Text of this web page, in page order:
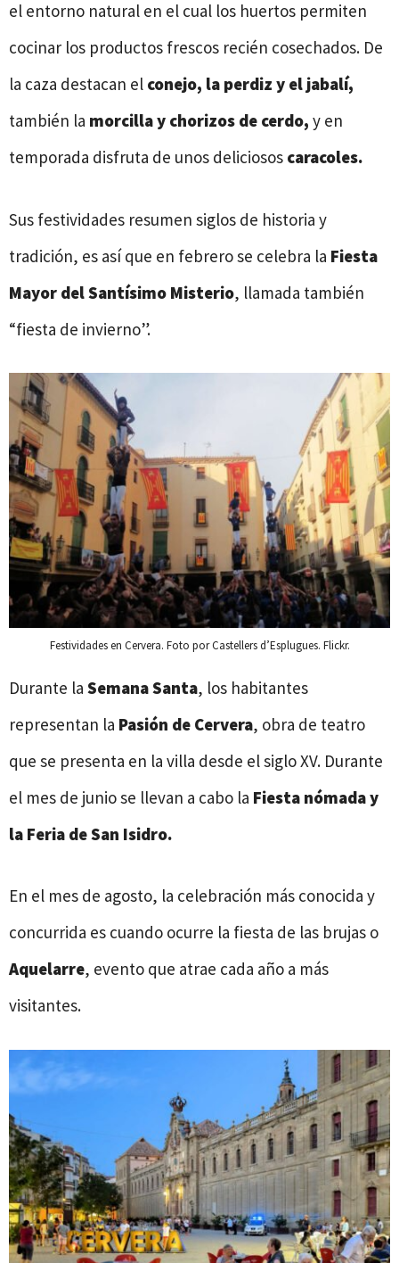
el entorno natural en el cual los huertos permiten
cocinar los productos frescos recién cosechados. De
la caza destacan el conejo, la perdiz y el jabalí,
también la morcilla y chorizos de cerdo, y en
temporada disfruta de unos deliciosos caracoles.
Sus festividades resumen siglos de historia y
tradición, es así que en febrero se celebra la Fiesta
Mayor del Santísimo Misterio, llamada también
“fiesta de invierno”.
Festividades en Cervera. Foto por Castellers d’Esplugues. Flickr.
Durante la Semana Santa, los habitantes
representan la Pasión de Cervera, obra de teatro
que se presenta en la villa desde el siglo XV. Durante
el mes de junio se llevan a cabo la Fiesta nómada y
la Feria de San Isidro.
En el mes de agosto, la celebración más conocida y
concurrida es cuando ocurre la fiesta de las brujas o
Aquelarre, evento que atrae cada año a más
visitantes.